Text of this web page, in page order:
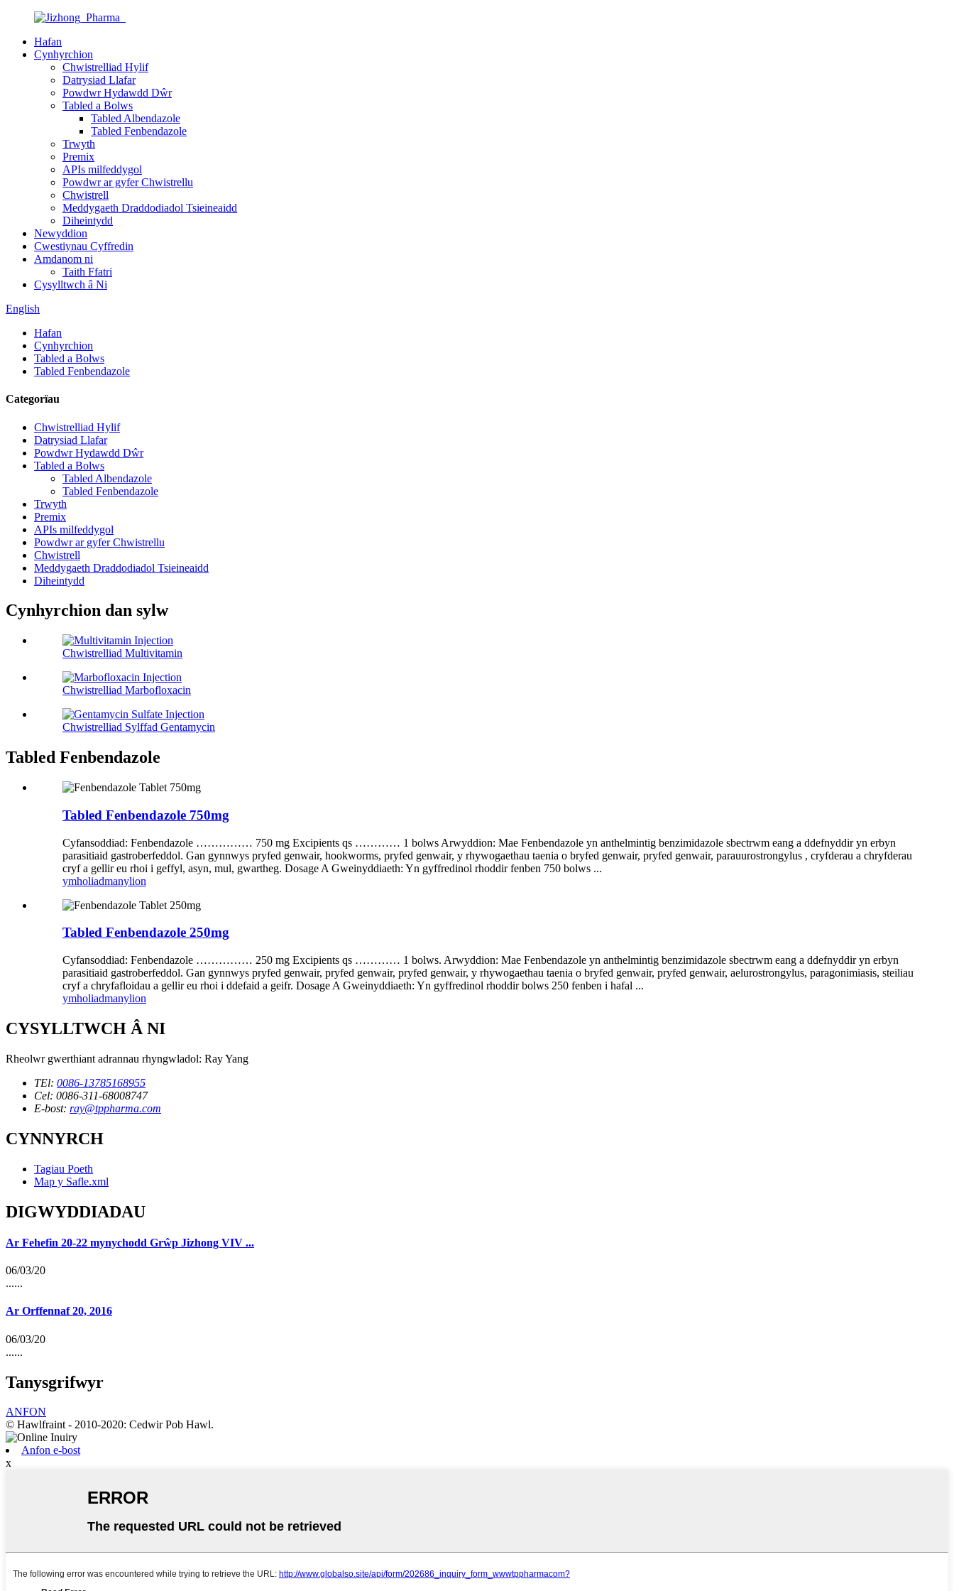
Hafan
Cynhyrchion
Chwistrelliad Hylif
Datrysiad Llafar
Powdwr Hydawdd Dŵr
Tabled a Bolws
Tabled Albendazole
Tabled Fenbendazole
Trwyth
Premix
APIs milfeddygol
Powdwr ar gyfer Chwistrellu
Chwistrell
Meddygaeth Draddodiadol Tsieineaidd
Diheintydd
Newyddion
Cwestiynau Cyffredin
Amdanom ni
Taith Ffatri
Cysylltwch â Ni
English
Hafan
Cynhyrchion
Tabled a Bolws
Tabled Fenbendazole
Categorïau
Chwistrelliad Hylif
Datrysiad Llafar
Powdwr Hydawdd Dŵr
Tabled a Bolws
Tabled Albendazole
Tabled Fenbendazole
Trwyth
Premix
APIs milfeddygol
Powdwr ar gyfer Chwistrellu
Chwistrell
Meddygaeth Draddodiadol Tsieineaidd
Diheintydd
Cynhyrchion dan sylw
Chwistrelliad Multivitamin
Chwistrelliad Marbofloxacin
Chwistrelliad Sylffad Gentamycin
Tabled Fenbendazole
Tabled Fenbendazole 750mg
Cyfansoddiad: Fenbendazole …………… 750 mg Excipients qs ………… 1 bolws Arwyddion: Mae Fenbendazole yn anthelmintig benzimidazole sbectrwm eang a ddefnyddir yn erbyn
parasitiaid gastroberfeddol. Gan gynnwys pryfed genwair, hookworms, pryfed genwair, y rhywogaethau taenia o bryfed genwair, pryfed genwair, parauurostrongylus , cryfderau a chryfderau
cryf a gellir eu rhoi i geffyl, asyn, mul, gwartheg. Dosage A Gweinyddiaeth: Yn gyffredinol rhoddir fenben 750 bolws ...
ymholiadmanylion
Tabled Fenbendazole 250mg
Cyfansoddiad: Fenbendazole …………… 250 mg Excipients qs ………… 1 bolws. Arwyddion: Mae Fenbendazole yn anthelmintig benzimidazole sbectrwm eang a ddefnyddir yn erbyn
parasitiaid gastroberfeddol. Gan gynnwys pryfed genwair, pryfed genwair, pryfed genwair, y rhywogaethau taenia o bryfed genwair, pryfed genwair, aelurostrongylus, paragonimiasis, steiliau
cryf a chryfafloidau a gellir eu rhoi i ddefaid a geifr. Dosage A Gweinyddiaeth: Yn gyffredinol rhoddir bolws 250 fenben i hafal ...
ymholiadmanylion
CYSYLLTWCH Â NI
Rheolwr gwerthiant adrannau rhyngwladol: Ray Yang
TEl: 0086-13785168955
Cel: 0086-311-68008747
E-bost: ray@tppharma.com
CYNNYRCH
Tagiau Poeth
Map y Safle.xml
DIGWYDDIADAU
Ar Fehefin 20-22 mynychodd Grŵp Jizhong VIV ...
06/03/20
......
Ar Orffennaf 20, 2016
06/03/20
......
Tanysgrifwyr
ANFON
© Hawlfraint - 2010-2020: Cedwir Pob Hawl.
Anfon e-bost
x